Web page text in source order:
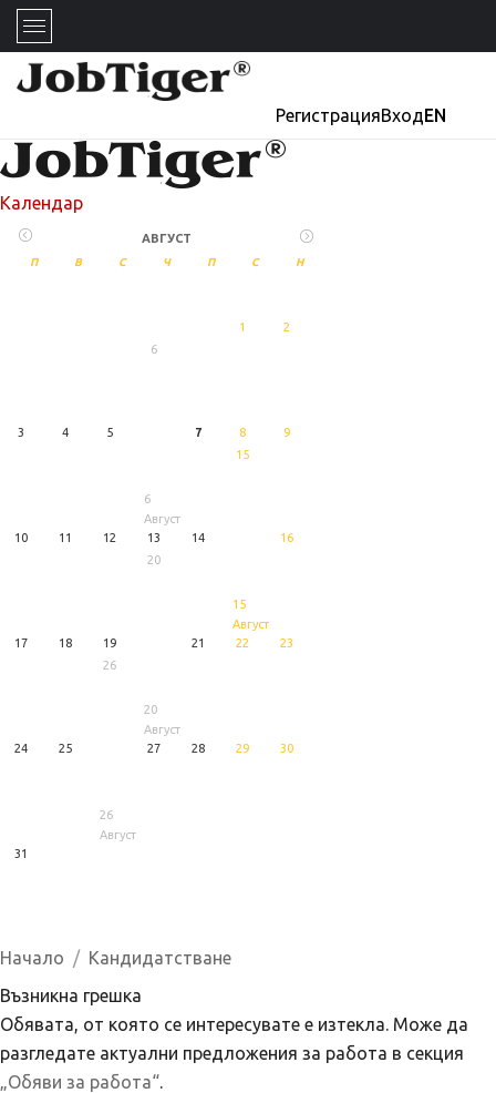
РегистрацияВходEN
Календар
АВГУСТ
П В С Ч П С Н
1 2
3 4 5
6
6
Август
7 8 9
10 11 12 13 14
15
15
Август
16
17 18 19
20
20
Август
21 22 23
24 25
26
26
Август
27 28 29 30
31
Начало
Кандидатстване
Възникна грешка
Обявата, от която се интересувате е изтекла. Може да
разгледате актуални предложения за работа в секция
„Обяви за работа“.